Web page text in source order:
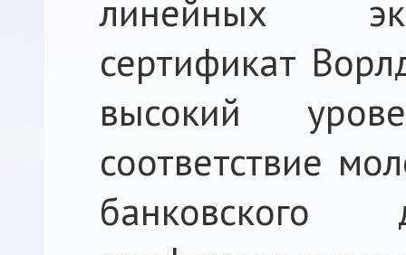
линейных
сертификат
высокий
соответствие
банковского